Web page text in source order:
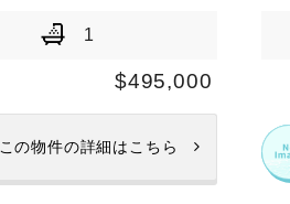
1
$495,000
この物件の詳細はこちら